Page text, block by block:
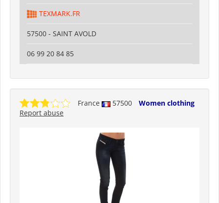
TEXMARK.FR
57500 - SAINT AVOLD
06 99 20 84 85
France 57500
Women clothing
Report abuse